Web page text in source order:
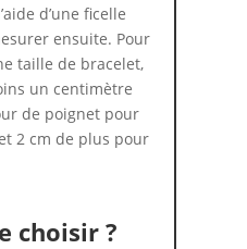
d’une ficelle
ensuite. Pour
taille de bracelet,
un centimètre
de poignet pour
2 cm de plus pour
choisir ?